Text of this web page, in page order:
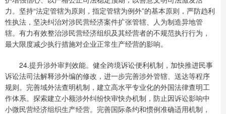
力。坚持“法定管辖为原则，指定管辖为例外”的基本原则，严防趋利
性执法，坚决纠治对涉民营经济案件扩张管辖、人为制造异地管
辖。有力有效整治涉民营经济组织及其经营者的不规范执行行为，
最大限度减少执行措施对企业正常生产经营的影响。
24.提升涉外审判效能。健全跨境诉讼便利机制，加快推进民事
诉讼法司法解释涉外编的修改，进一步完善涉外管辖、送达等程序
规则。完善域外法查明机制，建立高水平专业化的外国法律查明工
作体系。探索建立小额涉外纠纷快审快办机制，防止因诉讼影响中
小微民营经济组织生产经营。完善国际条约和惯例准确适用机制，